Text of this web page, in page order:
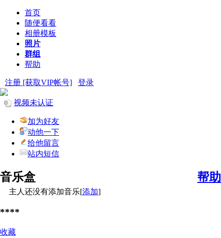
首页
随便看看
相册模板
照片
群组
帮助
注册 [获取VIP帐号] 登录
视频未认证
加为好友
动他一下
给他留言
站内短信
帮助
音乐盒
主人还没有添加音乐[添加]
****
收藏